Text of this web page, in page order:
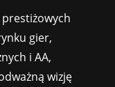
gier,
i AA,
wizję